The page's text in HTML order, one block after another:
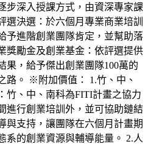
步深入授課方式，由資深專家課
選決選：於六個月專業商業培訓
予進階創業團隊肯定，並幫助落
獎勵金及創業基金：依評選提供
果，給予傑出創業團隊100萬的
路。 ※附加價值： 1.竹、中、
竹、中、南科為FITI計畫之協力
進行創業培訓外，並可協助鏈結
與支持，讓團隊在六個月計畫期
系的創業資源與輔導能量。 2.人